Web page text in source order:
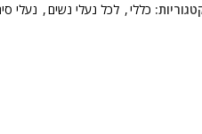
כללי, לכל נעלי נשים, נעלי